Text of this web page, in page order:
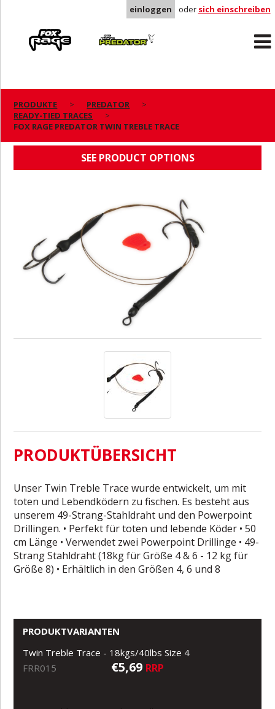
einloggen oder sich einschreiben
Predator
PRODUKTE
PREDATOR
READY-TIED TRACES
FOX RAGE PREDATOR TWIN TREBLE TRACE
FOX RAGE PREDATOR TWIN TREBLE TRACE
SEE PRODUCT OPTIONS
PRODUKTÜBERSICHT
Unser Twin Treble Trace wurde entwickelt, um mit
toten und Lebendködern zu fischen. Es besteht aus
unserem 49-Strang-Stahldraht und den Powerpoint
Drillingen. • Perfekt für toten und lebende Köder • 50
cm Länge • Verwendet zwei Powerpoint Drillinge • 49-
Strang Stahldraht (18kg für Größe 4 & 6 - 12 kg für
Größe 8) • Erhältlich in den Größen 4, 6 und 8
PRODUKTVARIANTEN
Twin Treble Trace - 18kgs/40lbs Size 4
FRR015
€5,69 RRP